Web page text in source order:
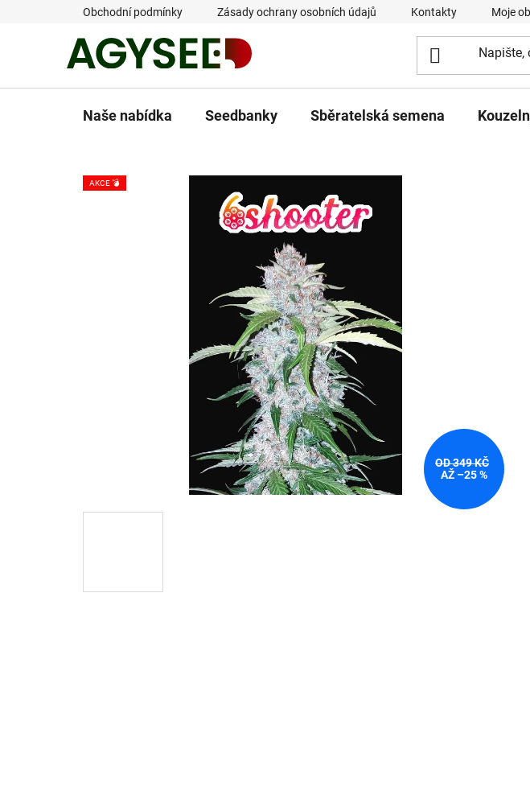
Obchodní podmínky Zásady ochrany osobních údajů Kontakty Moje
Naše nabídka Seedbanky Sběratelská semena
AKCE 💣
OD 349 KČ
AŽ –25 %